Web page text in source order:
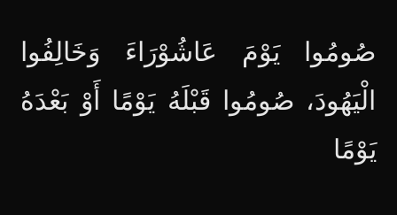
صُومُوا يَوْمَ عَاشُوْرَاءَ وَخَالِفُوا
الْيَهُودَ، صُومُوا قَبْلَهُ يَوْمًا أَوْ بَعْدَهُ
يَوْمًا